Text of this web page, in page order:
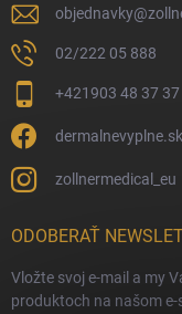
objednavky@
02/222 05 888
+421903 48 37 37
zollnermedical_eu
ODOBERAŤ
Vložte svoj e-mail a my
produktoch na našom e-